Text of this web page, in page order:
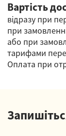
Вартість
відразу при
при
або при
тарифами
Оплата при